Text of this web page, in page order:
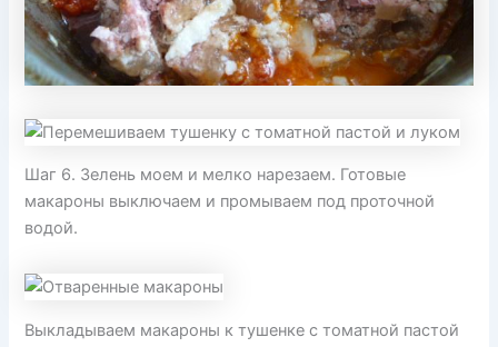
Шаг 6. Зелень моем и мелко нарезаем. Готовые
макароны выключаем и промываем под проточной
водой.
Выкладываем макароны к тушенке с томатной пастой